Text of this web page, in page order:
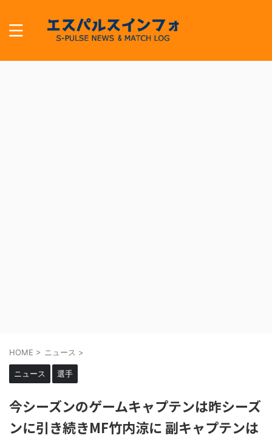
HOME > ニュース >
ニュース 選手
今シーズンのゲームキャプテンは昨シーズ
ンに引き続きMF竹内涼に 副キャプテンは